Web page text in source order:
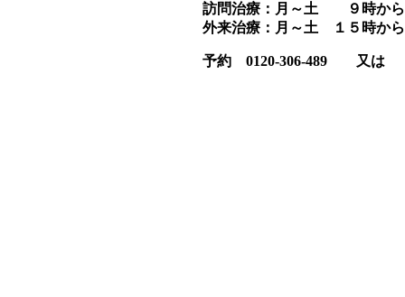
訪問治療：月～土 ９時か
外来治療：月～土 １５時
予約 0120-306-489 又は